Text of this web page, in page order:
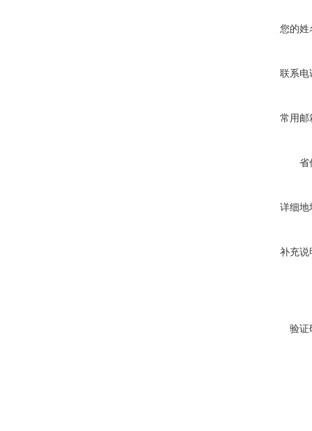
您的姓
联系电
常用邮
省
详细地
补充说
验证